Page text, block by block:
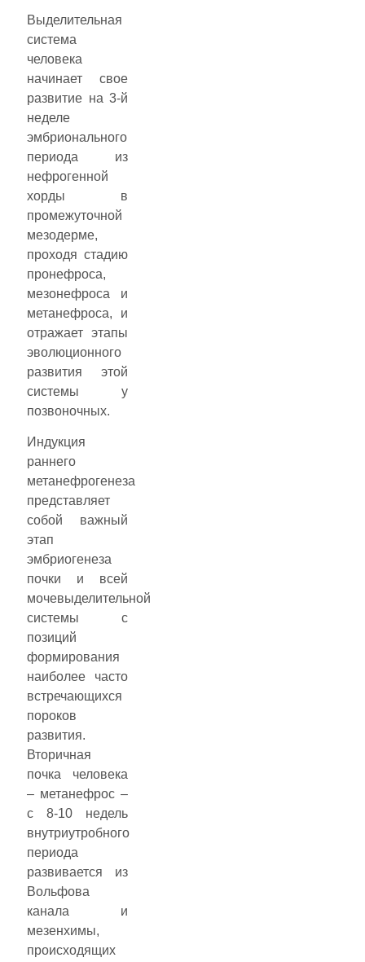
Выделительная
система
человека
начинает свое
развитие на 3-й
неделе
эмбрионального
периода из
нефрогенной
хорды в
промежуточной
мезодерме,
проходя стадию
пронефроса,
мезонефроса и
метанефроса, и
отражает этапы
эволюционного
развития этой
системы у
позвоночных.
Индукция
раннего
метанефрогенеза
представляет
собой важный
этап
эмбриогенеза
почки и всей
мочевыделительной
системы с
позиций
формирования
наиболее часто
встречающихся
пороков
развития.
Вторичная
почка человека
– метанефрос –
с 8-10 недель
внутриутробного
периода
развивается из
Вольфова
канала и
мезенхимы,
происходящих